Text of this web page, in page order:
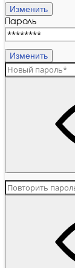
Изменить
Пароль
Изменить